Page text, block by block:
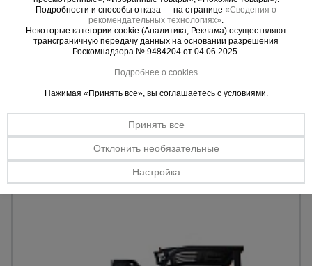
0 отзывов
Погрузчик вилочный Tisel FB30NAC электрический
Грузоподъемность:
3000 кг.
Высота подъема:
6576219 руб.
Купить
Подробности и способы отказа — на странице «Сведения о
рекомендательных технологиях»
Некоторые категории cookie (Аналитика, Реклама) осуществляют
трансграничную передачу данных на основании разрешения
Роскомнадзора № 9484204 от 04.06.2025.
Подробнее о cookies
Нажимая «Принять все», вы соглашаетесь с условиями.
Принять все
Отклонить необязательные
Настройка